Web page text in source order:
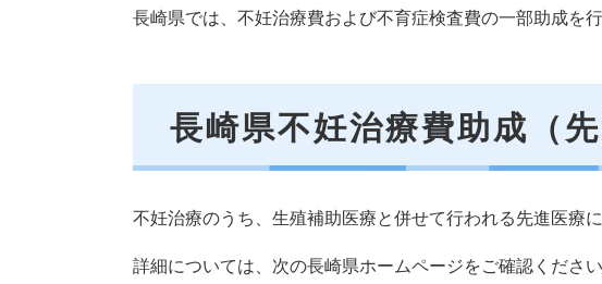
長崎県では、不妊治療費および不育症検査費の一部助成を行
長崎県不妊治療費助成（先
不妊治療のうち、生殖補助医療と併せて行われる先進医療
詳細については、次の長崎県ホームページをご確認ください